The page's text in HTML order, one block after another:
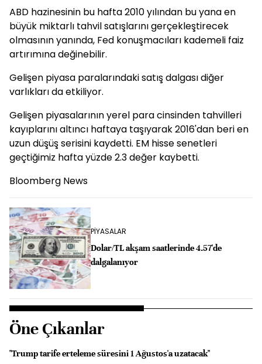
ABD hazinesinin bu hafta 2010 yılından bu yana en
büyük miktarlı tahvil satışlarını gerçekleştirecek
olmasının yanında, Fed konuşmacıları kademeli faiz
artırımına değinebilir.
Gelişen piyasa paralarındaki satış dalgası diğer
varlıkları da etkiliyor.
Gelişen piyasalarının yerel para cinsinden tahvilleri
kayıplarını altıncı haftaya taşıyarak 2016'dan beri en
uzun düşüş serisini kaydetti. EM hisse senetleri
geçtiğimiz hafta yüzde 2.3 değer kaybetti.
Bloomberg News
PİYASALAR
Dolar/TL akşam saatlerinde 4.57'de
dalgalanıyor
Öne Çıkanlar
"Trump tarife erteleme süresini 1 Ağustos'a uzatacak"